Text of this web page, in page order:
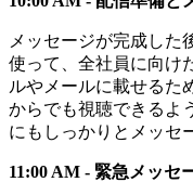
メッセージが完成した
使って、全社員に向け
ルやメールに載せるた
からでも視聴できるよ
にもしっかりとメッセ
11:00 AM - 緊急メッセ